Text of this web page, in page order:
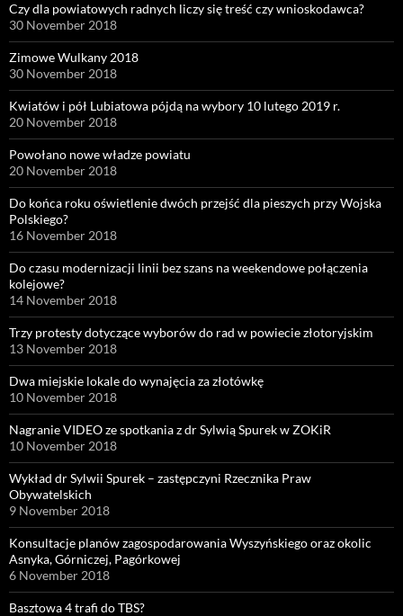
Czy dla powiatowych radnych liczy się treść czy wnioskodawca?
30 November 2018
Zimowe Wulkany 2018
30 November 2018
Kwiatów i pół Lubiatowa pójdą na wybory 10 lutego 2019 r.
20 November 2018
Powołano nowe władze powiatu
20 November 2018
Do końca roku oświetlenie dwóch przejść dla pieszych przy Wojska
Polskiego?
16 November 2018
Do czasu modernizacji linii bez szans na weekendowe połączenia
kolejowe?
14 November 2018
Trzy protesty dotyczące wyborów do rad w powiecie złotoryjskim
13 November 2018
Dwa miejskie lokale do wynajęcia za złotówkę
10 November 2018
Nagranie VIDEO ze spotkania z dr Sylwią Spurek w ZOKiR
10 November 2018
Wykład dr Sylwii Spurek – zastępczyni Rzecznika Praw
Obywatelskich
9 November 2018
Konsultacje planów zagospodarowania Wyszyńskiego oraz okolic
Asnyka, Górniczej, Pagórkowej
6 November 2018
Basztowa 4 trafi do TBS?